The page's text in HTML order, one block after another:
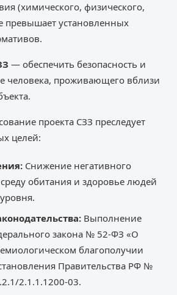
(химического, физического,
превышает установленных
— обеспечить безопасность и
человека, проживающего вблизи
проекта СЗЗ преследует
целей:
Снижение негативного
обитания и здоровье людей
Выполнение
закона № 52-ФЗ «О
благополучии
Правительства РФ №
2.1.1.1200-03.